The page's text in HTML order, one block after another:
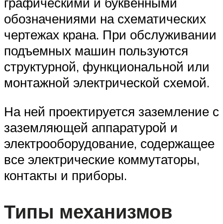
обозначениями на схематических
чертежах крана. При обслуживании
подъемных машин пользуются
структурной, функциональной или
монтажной электрической схемой.
На ней проектируется заземление с
заземляющей аппаратурой и
электрооборудование, содержащее
все электрические коммутаторы,
контакты и приборы.
Типы механизмов